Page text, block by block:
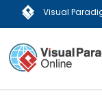
Visual